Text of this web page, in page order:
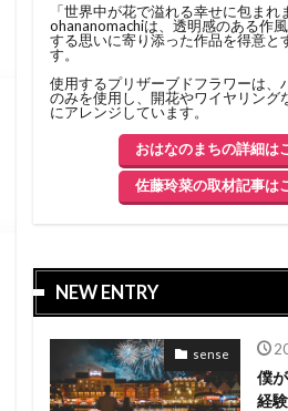
「世界中が花で溢れる幸せに包ま
ohananomachiは、透明感のある作
する思いに寄り添った作品を得意と
す。
使用するプリザーブドフラワーは、
のみを使用し、開花やワイヤリング
にアレンジしています。
おはなのまちの詳細は
佐藤玲菜の取材記事は
NEW ENTRY
sense
僕
経